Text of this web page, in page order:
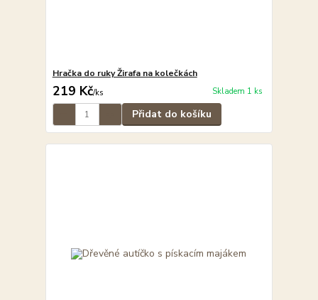
Hračka do ruky Žirafa na kolečkách
219 Kč/ks Skladem 1 ks
Přidat do košíku